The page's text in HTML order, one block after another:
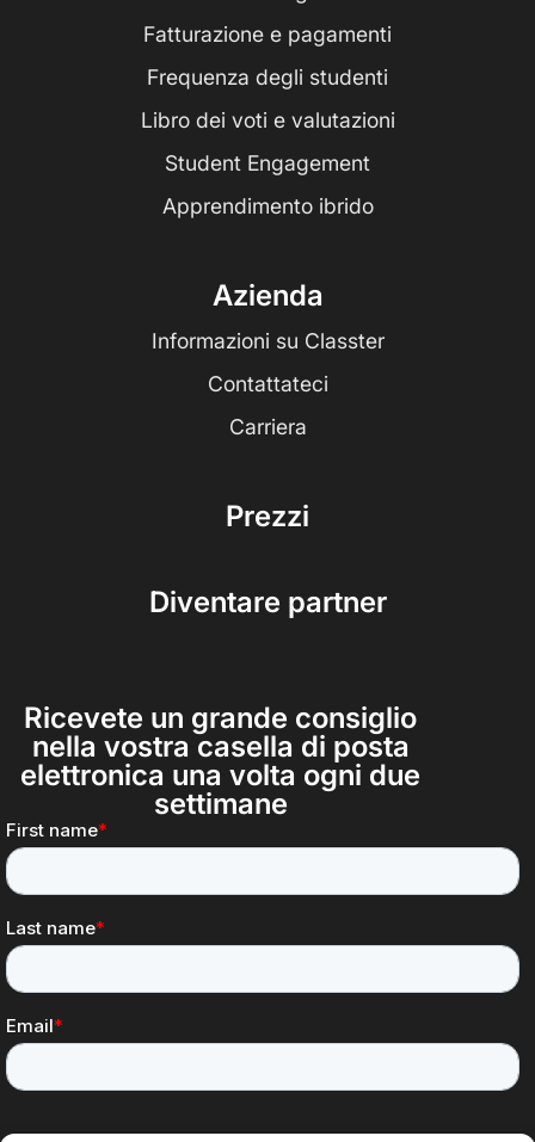
Fatturazione e pagamenti
Frequenza degli studenti
Libro dei voti e valutazioni
Student Engagement
Apprendimento ibrido
Azienda
Informazioni su Classter
Contattateci
Carriera
Prezzi
Diventare partner
Ricevete un grande consiglio
nella vostra casella di posta
elettronica una volta ogni due
settimane